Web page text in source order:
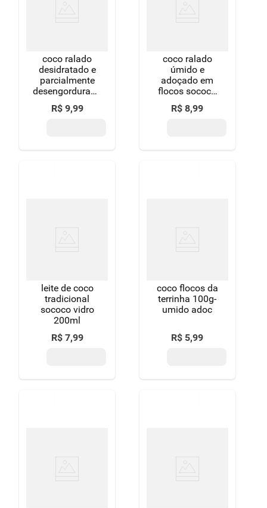
coco ralado
desidratado e
parcialmente
desengordurado
sococo pacote
100g
R$ 9,99
coco ralado
úmido e
adoçado em
flocos sococo
sweet floco
pacote 100g
R$ 8,99
leite de coco
tradicional
sococo vidro
200ml
R$ 7,99
coco flocos da
terrinha 100g-
umido adoc
R$ 5,99